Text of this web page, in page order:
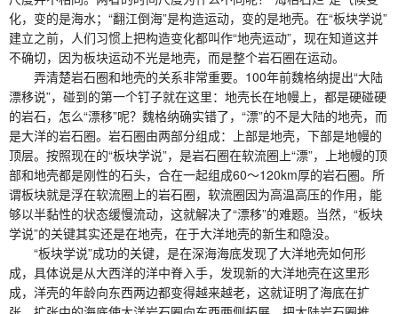
化，变的是海水；“翻江倒海”是构造运动，变的是地壳。在“板块学说”
建立之前，人们习惯上把构造变化都叫作“地壳运动”，现在知道这并
不确切，因为板块运动不光是地壳，而是整个岩石圈在运动。
弄清楚岩石圈和地壳的关系非常重要。100年前魏格纳提出“大陆
漂移说”，碰到的第一个钉子就在这里：地壳长在地幔上，都是硬碰硬
的岩石，怎么“漂移”呢？魏格纳确实错了，“漂”的不是大陆的地壳，而
是大洋的岩石圈。岩石圈由两部分组成：上部是地壳，下部是地幔的
顶层。按照现在的“板块学说”，是岩石圈在软流圈上“漂”，上地幔的顶
部和地壳都是刚性的石头，合在一起组成60～120km厚的岩石圈。所
谓板块就是浮在软流圈上的岩石圈，软流圈因为高温高压的作用，能
够以半黏性的状态缓慢流动，这就解决了“漂移”的难题。当然，“板块
学说”的关键其实还是在地壳，在于大洋地壳的新生和隐没。
“板块学说”成功的关键，是在深海海底发现了大洋地壳如何形
成，具体说是从大西洋的洋中脊入手，发现新的大洋地壳在这里形
成，洋壳的年龄向东西两边都变得越来越老，这就证明了海底在扩